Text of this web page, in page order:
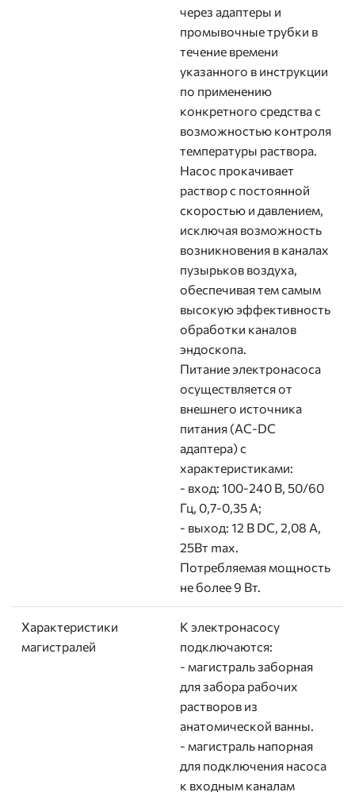
через адаптеры и
промывочные трубки в
течение времени
указанного в инструкции
по применению
конкретного средства с
возможностью контроля
температуры раствора.
Насос прокачивает
раствор с постоянной
скоростью и давлением,
исключая возможность
возникновения в каналах
пузырьков воздуха,
обеспечивая тем самым
высокую эффективность
обработки каналов
эндоскопа.
Питание электронасоса
осуществляется от
внешнего источника
питания (AC-DC
адаптера) с
характеристиками:
- вход: 100-240 В, 50/60
Гц, 0,7-0,35 А;
- выход: 12 В DC, 2,08 А,
25Вт max.
Потребляемая мощность
не более 9 Вт.
Характеристики
магистралей
К электронасосу
подключаются:
- магистраль заборная
для забора рабочих
растворов из
анатомической ванны.
- магистраль напорная
для подключения насоса
к входным каналам